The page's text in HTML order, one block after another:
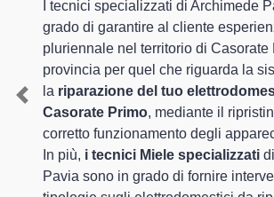
I tecnici specializzati di Archimede
grado di garantire al cliente
pluriennale nel territorio di Casorate
provincia per quel che riguarda la
la riparazione del tuo
Casorate Primo, mediante il
corretto funzionamento degli
In più, i tecnici Miele specializzati
Pavia sono in grado di fornire
Previous